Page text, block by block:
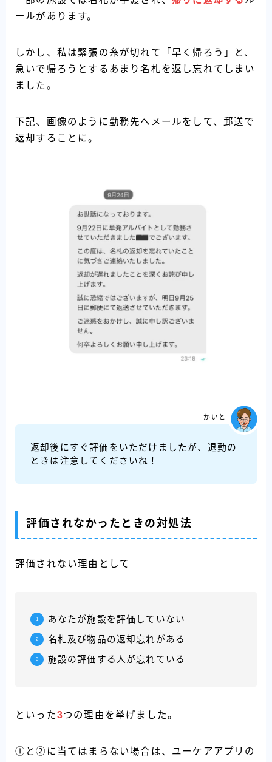
ールがあります。
しかし、私は緊張の糸が切れて「早く帰ろう」と、
急いで帰ろうとするあまり名札を返し忘れてしまい
ました。
下記、画像のように勤務先へメールをして、郵送で
返却することに。
返却後にすぐ評価をいただけましたが、退勤の
ときは注意してくださいね！
かいと
評価されなかったときの対処法
評価されない理由として
あなたが施設を評価していない
名札及び物品の返却忘れがある
施設の評価する人が忘れている
といった3つの理由を挙げました。
①と②に当てはまらない場合は、ユーケアアプリの